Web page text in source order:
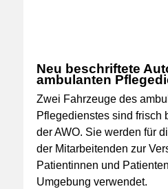
Neu beschriftete
ambulanten
Zwei Fahrzeuge des
Pflegedienstes sind frisch
der AWO. Sie werden für
der Mitarbeitenden zur
Patientinnen und
Umgebung verwendet.